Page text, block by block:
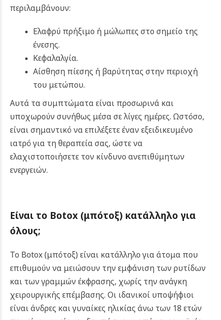
περιλαμβάνουν:
Ελαφρύ πρήξιμο ή μώλωπες στο σημείο της
ένεσης.
Κεφαλαλγία.
Αίσθηση πίεσης ή βαρύτητας στην περιοχή
του μετώπου.
Αυτά τα συμπτώματα είναι προσωρινά και
υποχωρούν συνήθως μέσα σε λίγες ημέρες. Ωστόσο,
είναι σημαντικό να επιλέξετε έναν εξειδικευμένο
ιατρό για τη θεραπεία σας, ώστε να
ελαχιστοποιήσετε τον κίνδυνο ανεπιθύμητων
ενεργειών.
Είναι το Botox (μπότοξ) κατάλληλο για
όλους;
Το Botox (μπότοξ) είναι κατάλληλο για άτομα που
επιθυμούν να μειώσουν την εμφάνιση των ρυτίδων
και των γραμμών έκφρασης, χωρίς την ανάγκη
χειρουργικής επέμβασης. Οι ιδανικοί υποψήφιοι
είναι άνδρες και γυναίκες ηλικίας άνω των 18 ετών